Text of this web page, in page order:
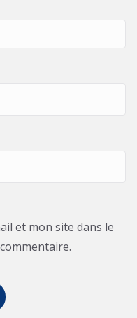
et mon site dans le